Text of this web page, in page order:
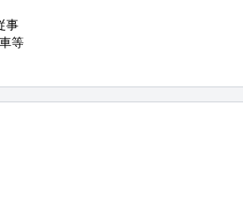
事
等